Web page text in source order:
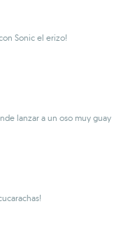
Sonic el erizo!
lanzar a un oso muy guay